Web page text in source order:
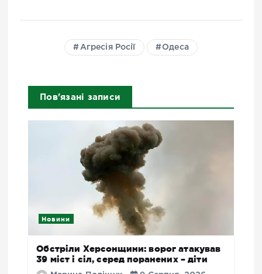
Агресія Росії Одеса
Пов'язані записи
Новини
Обстріли Херсонщини: ворог атакував
39 міст і сіл, серед поранених – діти